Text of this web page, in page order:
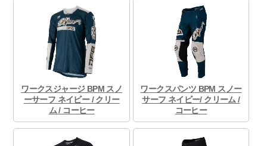
ワークスジャージ BPM スノ
ーサーフ ネイビー / クリー
ム / コーヒー
ワークスパンツ BPM スノー
サーフ ネイビー/ クリーム /
コーヒー